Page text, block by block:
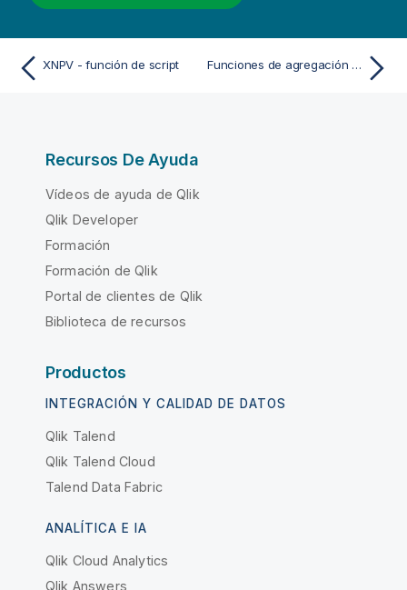
XNPV - función de script Funciones de agregación estadística
Recursos De Ayuda
Vídeos de ayuda de Qlik
Qlik Developer
Formación
Formación de Qlik
Portal de clientes de Qlik
Biblioteca de recursos
Productos
INTEGRACIÓN Y CALIDAD DE DATOS
Qlik Talend
Qlik Talend Cloud
Talend Data Fabric
ANALÍTICA E IA
Qlik Cloud Analytics
Qlik Answers